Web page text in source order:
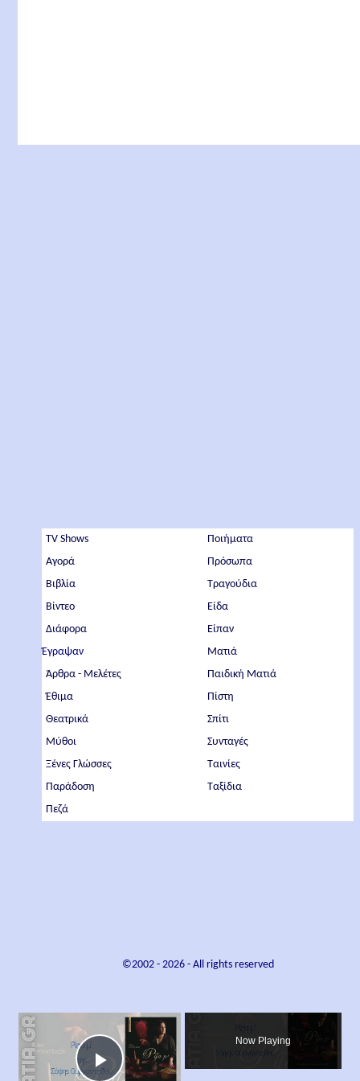
TV Shows
Αγορά
Βιβλία
Βίντεο
Διάφορα
Έγραψαν
Άρθρα - Μελέτες
Έθιμα
Θεατρικά
Μύθοι
Ξένες Γλώσσες
Παράδοση
Πεζά
Ποιήματα
Πρόσωπα
Τραγούδια
Είδα
Είπαν
Ματιά
Παιδική Ματιά
Πίστη
Σπίτι
Συνταγές
Ταινίες
Ταξίδια
©2002 - 2026- All rights reserved
×
Now Playing